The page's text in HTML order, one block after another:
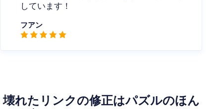
しています！
フアン
壊れたリンクの修正はパズルのほん